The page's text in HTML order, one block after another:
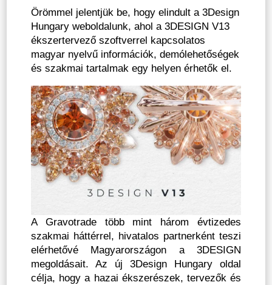
Örömmel jelentjük be, hogy elindult a 3Design
Hungary weboldalunk, ahol a 3DESIGN V13
ékszertervező szoftverrel kapcsolatos
magyar nyelvű információk, demólehetőségek
és szakmai tartalmak egy helyen érhetők el.
A Gravotrade több mint három évtizedes
szakmai háttérrel, hivatalos partnerként teszi
elérhetővé Magyarországon a 3DESIGN
megoldásait. Az új 3Design Hungary oldal
célja, hogy a hazai ékszerészek, tervezők és